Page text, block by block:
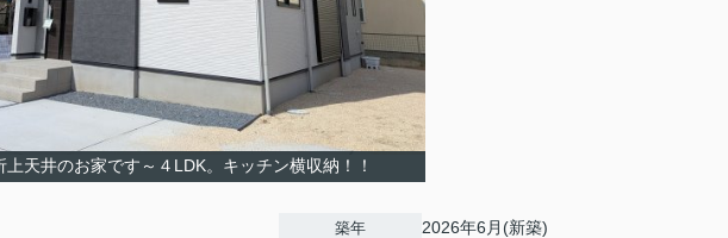
上天井のお家です～４LDK。キッチン横収納！！
築年 2026年6月(新築)